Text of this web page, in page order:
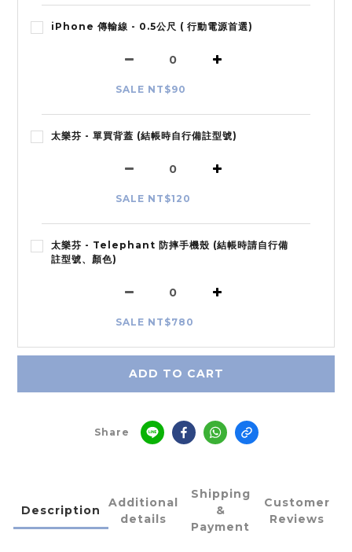
iPhone 傳輸線 - 0.5公尺 ( 行動電源首選)
SALE NT$90
太樂芬 - 單買背蓋 (結帳時自行備註型號)
SALE NT$120
太樂芬 - Telephant 防摔手機殼 (結帳時請自行備
註型號、顏色)
SALE NT$780
ADD TO CART
Share
Description
Additional
details
Shipping
&
Payment
Customer
Reviews